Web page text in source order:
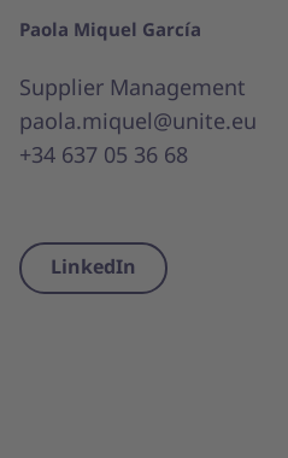
Paola Miquel García
Supplier Management
paola.miquel@unite.eu
+34 637 05 36 68
LinkedIn